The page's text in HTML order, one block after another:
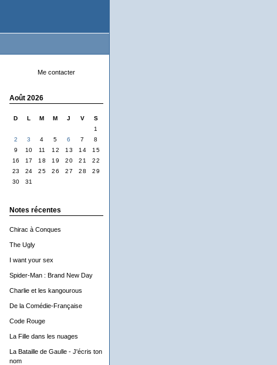
Me contacter
Août 2026
D L M M J V
S
1
2
3 4 5 6 7
8
9
10 11 12 13 14
15
16
17 18 19 20 21
22
23
24 25 26 27 28
29
30
31
Notes récentes
Chirac à Conques
The Ugly
I want your sex
Spider-Man : Brand New Day
Charlie et les kangourous
De la Comédie-Française
Code Rouge
La Fille dans les nuages
La Bataille de Gaulle - J'écris ton
nom